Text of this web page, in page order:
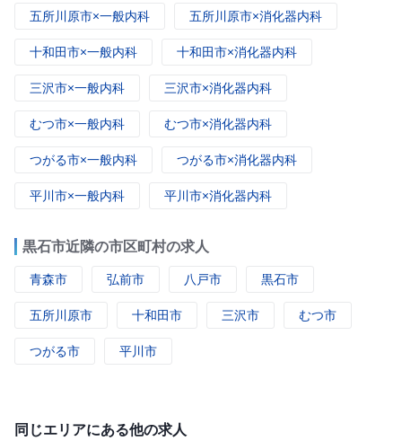
五所川原市×一般内科 五所川原市×消化器内科
十和田市×一般内科 十和田市×消化器内科
三沢市×一般内科 三沢市×消化器内科
むつ市×一般内科 むつ市×消化器内科
つがる市×一般内科 つがる市×消化器内科
平川市×一般内科 平川市×消化器内科
黒石市近隣の市区町村の求人
青森市 弘前市 八戸市 黒石市
五所川原市 十和田市 三沢市 むつ市
つがる市 平川市
同じエリアにある他の求人